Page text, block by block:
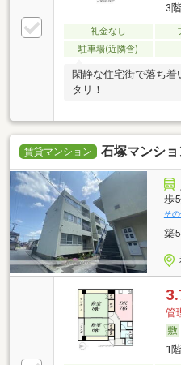
3
礼金なし
駐車場(近隣含)
閑静な住宅街で落ち着
タリ！
賃貸マンション 石塚マンショ
歩
そ
築
管
1